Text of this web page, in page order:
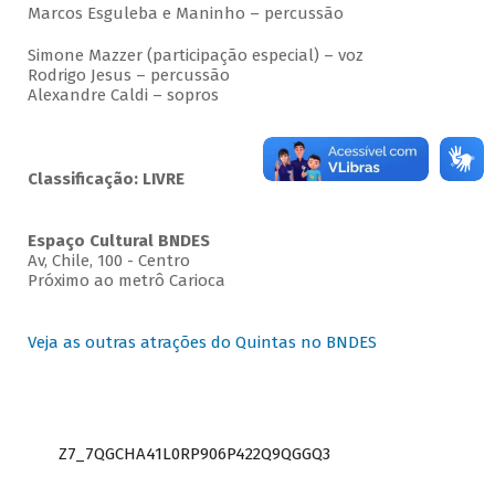
Marcos Esguleba e Maninho – percussão
Simone Mazzer (participação especial) – voz
Rodrigo Jesus – percussão
Alexandre Caldi – sopros
Classificação: LIVRE
Espaço Cultural BNDES
Av, Chile, 100 - Centro
Próximo ao metrô Carioca
Veja as outras atrações do Quintas no BNDES
Z7_7QGCHA41L0RP906P422Q9QGGQ3